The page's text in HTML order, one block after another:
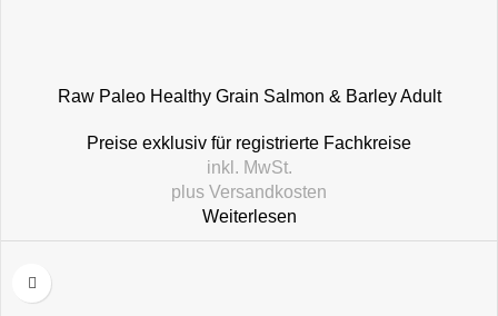
Raw Paleo Healthy Grain Salmon & Barley Adult
Preise exklusiv für registrierte Fachkreise
inkl. MwSt.
plus Versandkosten
Weiterlesen